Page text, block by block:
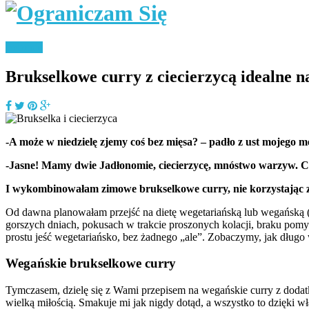
Brukselkowe curry z ciecierzycą idealne
-A może w niedzielę zjemy coś bez mięsa? – padło z ust
-Jasne! Mamy dwie Jadłonomie, ciecierzycę, mnóstwo warzyw.
I wykombinowałam zimowe brukselkowe curry, nie korzystając
Od dawna planowałam przejść na dietę wegetariańską lub
gorszych dniach, pokusach w trakcie proszonych kolacji, braku
prostu jeść wegetariańsko, bez żadnego „ale”. Zobaczymy, jak
Wegańskie brukselkowe curry
Tymczasem, dzielę się z Wami przepisem na wegańskie curry z
wielką miłością. Smakuje mi jak nigdy dotąd, a wszystko to dzięki